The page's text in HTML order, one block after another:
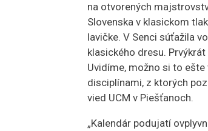
na otvorených
Slovenska v klasickom
lavičke. V Senci súťažila
klasického dresu.
Uvidíme, možno si to
disciplínami, z ktorých
vied UCM v Piešťanoch.
„Kalendár podujatí